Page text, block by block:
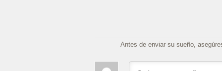
Antes de enviar su sueño,